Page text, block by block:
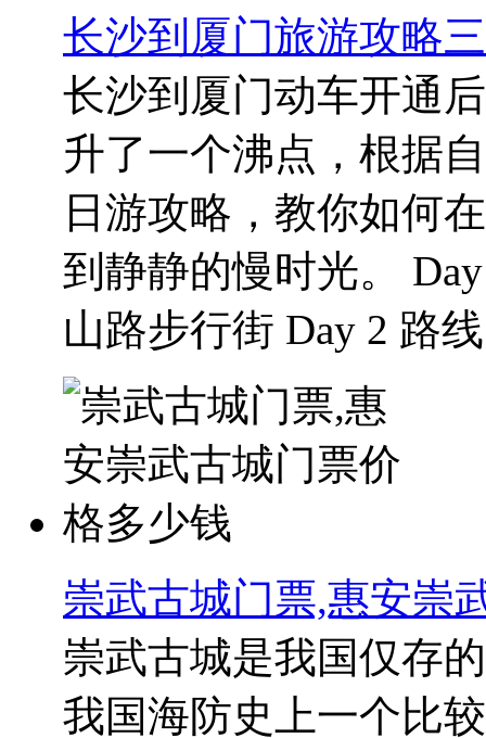
长沙到厦门旅游攻略
长沙到厦门动车开通
升了一个沸点，根据
日游攻略，教你如何
到静静的慢时光。
山路步行街 Day 2 路
崇武古城门票,惠安崇
崇武古城是我国仅存
我国海防史上一个比